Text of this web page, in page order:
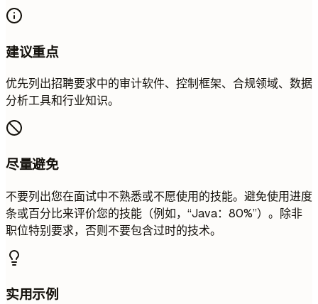
建议重点
优先列出招聘要求中的审计软件、控制框架、合规领域、数据
分析工具和行业知识。
尽量避免
不要列出您在面试中不熟悉或不愿使用的技能。避免使用进度
条或百分比来评价您的技能（例如，“Java：80%”）。除非
职位特别要求，否则不要包含过时的技术。
实用示例